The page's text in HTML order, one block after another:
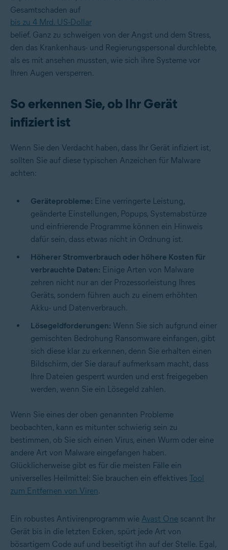
Gesamtschaden auf
bis zu 4 Mrd. US-Dollar
belief. Ganz zu schweigen von der Angst und dem Stress,
den das Krankenhaus- und Regierungspersonal durchlebte,
als es mit ansehen mussten, wie sich ihre Systeme vor
Ihren Augen versperren.
So erkennen Sie, ob Ihr Gerät
infiziert ist
Wenn Sie den Verdacht haben, dass Ihr Gerät infiziert ist,
sollten Sie auf diese typischen Anzeichen für Malware
achten:
Geräteprobleme: Eine verringerte Leistung,
geänderte Einstellungen, Popups, Systemabstürze
und einfrierende Programme können ein Hinweis
dafür sein, dass etwas nicht in Ordnung ist.
Höherer Stromverbrauch oder höhere Kosten für
verbrauchte Daten: Einige Arten von Malware
zehren nicht nur an der Prozessorleistung Ihres
Geräts, sondern führen auch zu einem erhöhten
Akku- und Datenverbrauch.
Lösegeldforderungen: Wenn Sie sich aufgrund einer
gemischten Bedrohung Ransomware einfangen, gibt
sich diese klar zu erkennen, denn Sie erhalten einen
Bildschirm, der Sie darauf aufmerksam macht, dass
Ihre Dateien gesperrt wurden und erst freigegeben
werden, wenn Sie ein Lösegeld zahlen.
Wenn Sie eines der oben genannten Probleme
beobachten, kann es mitunter schwierig sein zu
bestimmen, ob Sie sich einen Virus, einen Wurm oder eine
andere Art von Malware eingefangen haben.
Glücklicherweise gibt es für die meisten Fälle ein
universelles Heilmittel: Sie brauchen ein effektives Tool
zum Entfernen von Viren.
Ein robustes Antivirenprogramm wie Avast One scannt Ihr
Gerät bis in die letzten Ecken, spürt jede Art von
bösartigem Code auf und beseitigt ihn auf der Stelle. Egal,